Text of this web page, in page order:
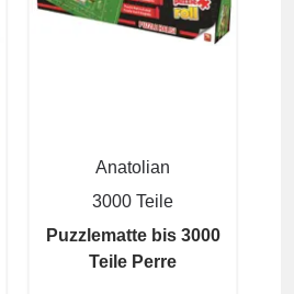
Anatolian
3000 Teile
Puzzlematte bis 3000
Teile Perre